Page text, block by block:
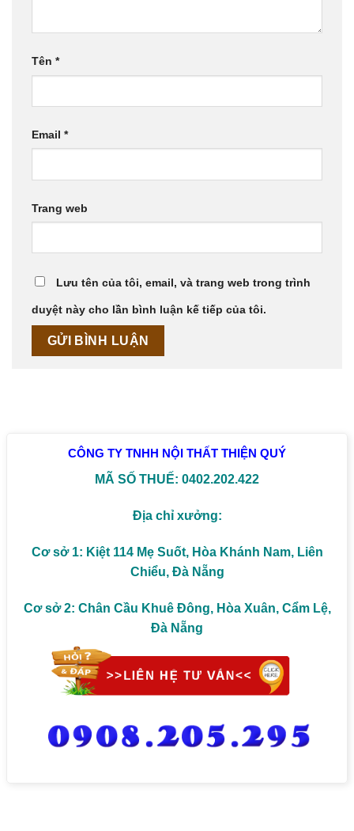
Tên *
Email *
Trang web
Lưu tên của tôi, email, và trang web trong trình
duyệt này cho lần bình luận kế tiếp của tôi.
CÔNG TY TNHH NỘI THẤT THIỆN QUÝ
MÃ SỐ THUẾ: 0402.202.422
Địa chỉ xưởng:
Cơ sở 1: Kiệt 114 Mẹ Suốt, Hòa Khánh Nam, Liên
Chiểu, Đà Nẵng
Cơ sở 2: Chân Cầu Khuê Đông, Hòa Xuân, Cẩm Lệ,
Đà Nẵng